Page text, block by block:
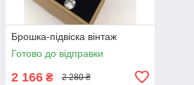
Брошка-підвіска вінтаж
Готово до відправки
2 166 ₴ 2 280 ₴